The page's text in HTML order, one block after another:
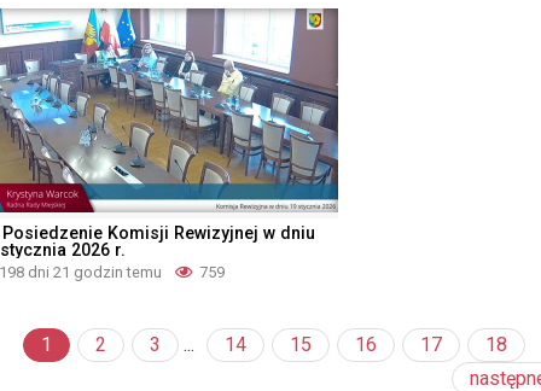
Posiedzenie Komisji Rewizyjnej w dniu
2026 r.
198 dni 21 godzin temu 759
1 2 3 ... 14 15 16 17
18